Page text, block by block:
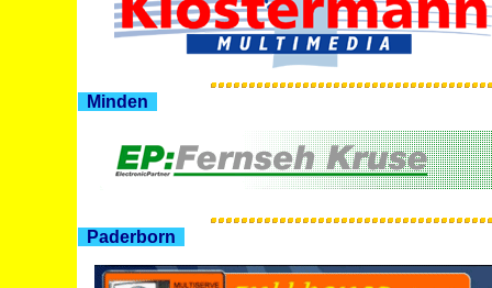
Minden
Paderborn